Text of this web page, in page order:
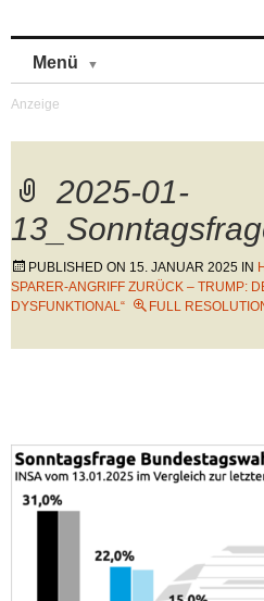
Menü
2025-01-
PUBLISHED ON 15. JANUAR 2025 IN
SPARER-ANGRIFF ZURÜCK – TRUMP:
DYSFUNKTIONAL“
FULL